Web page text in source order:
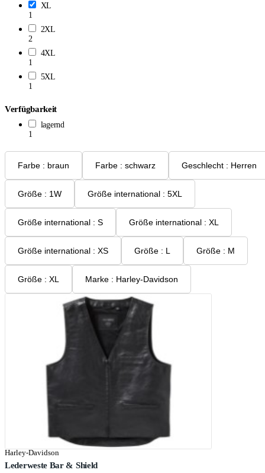
XL
1
2XL
2
4XL
1
5XL
1
Verfügbarkeit
lagernd
1
Farbe : braun Farbe : schwarz Geschlecht : Herren
Größe : 1W Größe international : 5XL
Größe international : S Größe international : XL
Größe international : XS Größe : L Größe : M
Größe : XL Marke : Harley-Davidson
Harley-Davidson
Lederweste Bar & Shield